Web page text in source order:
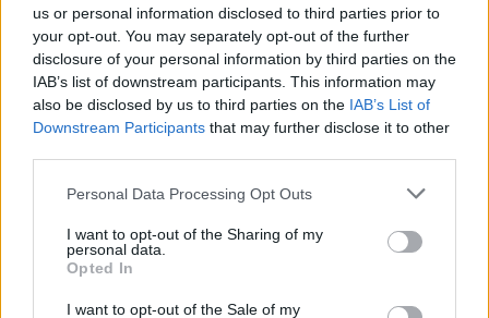
us or personal information disclosed to third parties prior to
your opt-out. You may separately opt-out of the further
disclosure of your personal information by third parties on the
IAB’s list of downstream participants. This information may
also be disclosed by us to third parties on the IAB’s List of
Downstream Participants that may further disclose it to other
Personal Data Processing Opt Outs
I want to opt-out of the Sharing of my
personal data.
Opted In
I want to opt-out of the Sale of my
3
MATKAILU
Finnairin lennoista osan lentää